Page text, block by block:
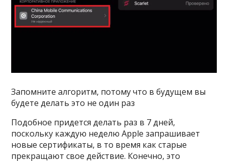
Запомните алгоритм, потому что в будущем вы
будете делать это не один раз
Подобное придется делать раз в 7 дней,
поскольку каждую неделю Apple запрашивает
новые сертификаты, в то время как старые
прекращают свое действие. Конечно, это